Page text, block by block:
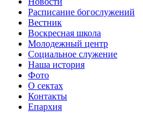
Расписание богослужений
Вестник
Воскресная школа
Молодежный центр
Социальное служение
Наша история
Фото
О сектах
Контакты
Епархия